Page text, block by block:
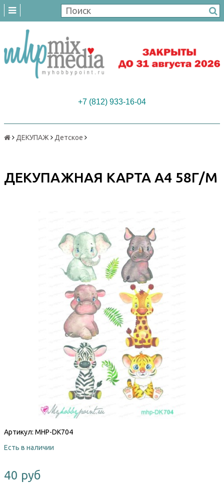
+7 (812) 933-16-04
ДЕКУПАЖ Детское
ДЕКУПАЖНАЯ КАРТА А4 58Г/М
Артикул: MHP-DK704
Есть в наличии
40 руб